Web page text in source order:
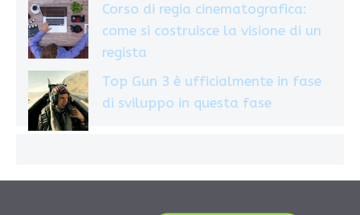
Corso di regia cinematografica:
come si costruisce la visione di un
regista
Top Gun 3 è ufficialmente in fase
di sviluppo in questa fase